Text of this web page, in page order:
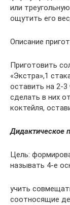
или
ощутить его
Описание
Приготовить
«Экстра»,1
оставить на 2-3
сделать в них
коктейля,
Дидактическое
Цель:
называть 4-е
учить
соотносящие